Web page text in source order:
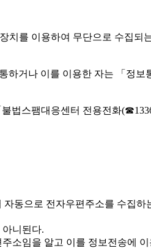
를 이용하여 무단으로 수집
거나 이를 이용한 자는 「정
법스팸대응센터 전용전화
동으로 전자우편주소를 수집
니된다.
소임을 알고 이를 정보전송에